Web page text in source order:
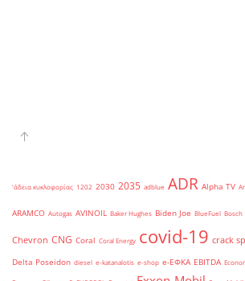
'άδεια κυκλοφορίας 1202 2030 2035 adblue ADR Alpha TV
ARAMCO Autogas AVINOIL Baker Hughes Biden Joe BlueFuel Bosch
Chevron CNG Coral Coral Energy covid-19 crack
Delta Poseidon diesel e-katanalotis e-shop e-ΕΦΚΑ EBITDA